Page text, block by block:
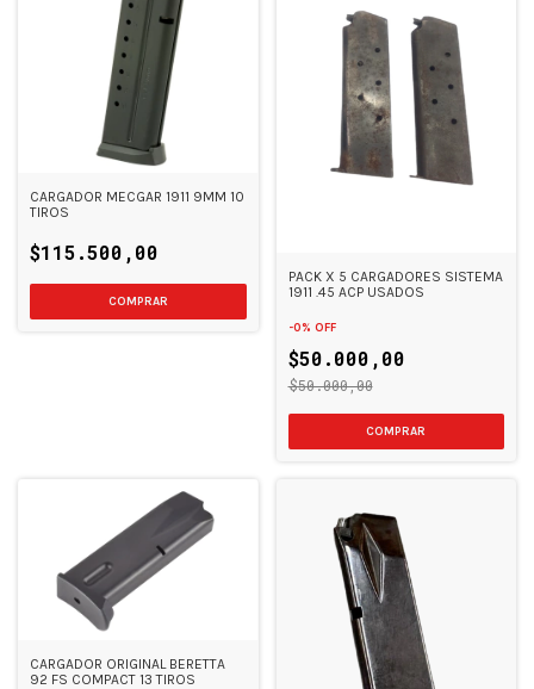
CARGADOR MECGAR 1911 9MM 10
TIROS
$115.500,00
PACK X 5 CARGADORES SISTEMA
1911 .45 ACP USADOS
-0% OFF
$50.000,00
$50.000,00
CARGADOR ORIGINAL BERETTA
92 FS COMPACT 13 TIROS